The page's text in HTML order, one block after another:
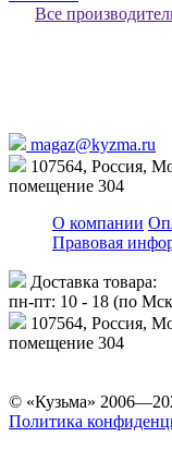
Все
magaz@kyzma.ru
107564, Россия,
помещение 304
О компании
Правовая
Доставка товара:
пн-пт: 10 - 18 (по
107564, Россия,
помещение 304
© «Кузьма»
Политика